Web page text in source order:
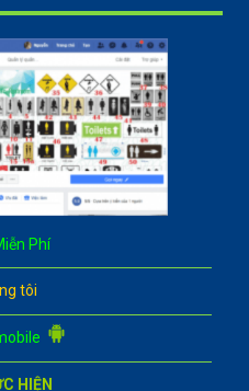
Phí
tôi
HIỆN